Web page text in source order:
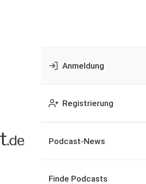
Anmeldung
Registrierung
Podcast-News
Finde Podcasts